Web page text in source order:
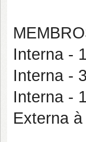
Interna -
Interna -
Interna -
Externa